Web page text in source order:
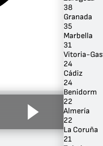
Por Género
38
Granada
35
Marbella
31
Vitoria-
24
Cádiz
24
Benidorm
22
Almería
22
La Coruña
21